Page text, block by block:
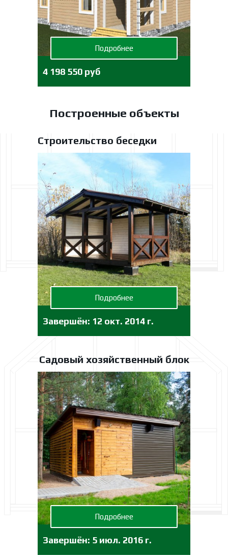
4 198 550 руб
Подробнее
Построенные объекты
Садовый хозяйственный блок
Завершён: 5 июл. 2016 г.
Подробнее
Строительство беседки
Завершён: 12 окт. 2014 г.
Подробнее